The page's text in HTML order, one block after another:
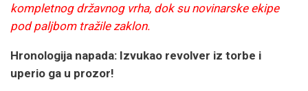
kompletnog državnog vrha, dok su novinarske ekipe
pod paljbom tražile zaklon.
Hronologija napada: Izvukao revolver iz torbe i
uperio ga u prozor!